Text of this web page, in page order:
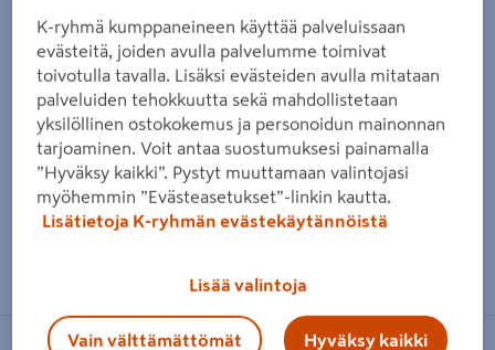
K-ryhmä kumppaneineen käyttää palveluissaan
evästeitä, joiden avulla palvelumme toimivat
toivotulla tavalla. Lisäksi evästeiden avulla mitataan
palveluiden tehokkuutta sekä mahdollistetaan
yksilöllinen ostokokemus ja personoidun mainonnan
tarjoaminen. Voit antaa suostumuksesi painamalla
”Hyväksy kaikki”. Pystyt muuttamaan valintojasi
myöhemmin ”Evästeasetukset”-linkin kautta.
Lisätietoja K-ryhmän evästekäytännöistä
Lisää valintoja
Vain välttämättömät Hyväksy kaikki